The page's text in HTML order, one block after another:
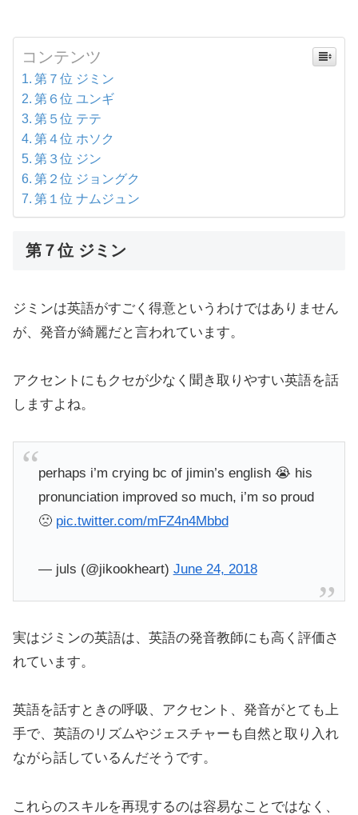
コンテンツ
第７位 ジミン
第６位 ユンギ
第５位 テテ
第４位 ホソク
第３位 ジン
第２位 ジョングク
第１位 ナムジュン
第７位 ジミン
ジミンは英語がすごく得意というわけではありません
が、発音が綺麗だと言われています。
アクセントにもクセが少なく聞き取りやすい英語を話
しますよね。
perhaps i’m crying bc of jimin’s english 😭 his
pronunciation improved so much, i’m so proud
🙁 pic.twitter.com/mFZ4n4Mbbd
— juls (@jikookheart) June 24, 2018
実はジミンの英語は、英語の発音教師にも高く評価さ
れています。
英語を話すときの呼吸、アクセント、発音がとても上
手で、英語のリズムやジェスチャーも自然と取り入れ
ながら話しているんだそうです。
これらのスキルを再現するのは容易なことではなく、